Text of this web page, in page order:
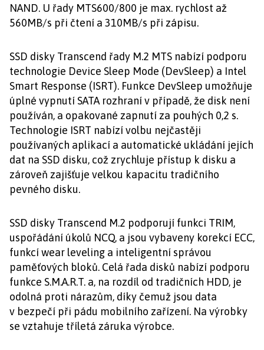
NAND. U řady MTS600/800 je max. rychlost až
560MB/s při čtení a 310MB/s při zápisu.
SSD disky Transcend řady M.2 MTS nabízí podporu
technologie Device Sleep Mode (DevSleep) a Intel
Smart Response (ISRT). Funkce DevSleep umožňuje
úplné vypnutí SATA rozhraní v případě, že disk není
používán, a opakované zapnutí za pouhých 0,2 s.
Technologie ISRT nabízí volbu nejčastěji
používaných aplikací a automatické ukládání jejích
dat na SSD disku, což zrychluje přístup k disku a
zároveň zajišťuje velkou kapacitu tradičního
pevného disku.
SSD disky Transcend M.2 podporují funkci TRIM,
uspořádání úkolů NCQ, a jsou vybaveny korekcí ECC,
funkcí wear leveling a inteligentní správou
paměťových bloků. Celá řada disků nabízí podporu
funkce S.M.A.R.T. a, na rozdíl od tradičních HDD, je
odolná proti nárazům, díky čemuž jsou data
v bezpečí při pádu mobilního zařízení. Na výrobky
se vztahuje tříletá záruka výrobce.